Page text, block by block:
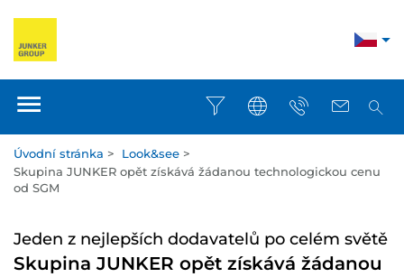
Úvodní stránka > Look&see >
Skupina JUNKER opět získává žádanou technologickou cenu
od SGM
Jeden z nejlepších dodavatelů po celém světě
Skupina JUNKER opět získává žádanou